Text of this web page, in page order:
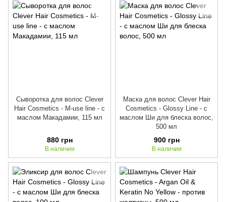
Сыворотка для волос Clever
Hair Cosmetics - M-use line - с
маслом Макадамии, 115 мл
880 грн
В наличии
Маска для волос Clever Hair
Cosmetics - Glossy Line - с
маслом Ши для блеска волос,
500 мл
900 грн
В наличии